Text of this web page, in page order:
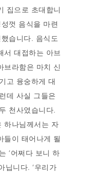
집으로 초대합니
껏 음식을 마련
습니다. 음식도
서 대접하는 아브
브라함은 마치 신
고 융숭하게 대
데 사실 그들은
천사였습니다.
하나님께서는 자
들이 태어나게 될
‘어쩌다 보니 하
닙니다. ‘우리가